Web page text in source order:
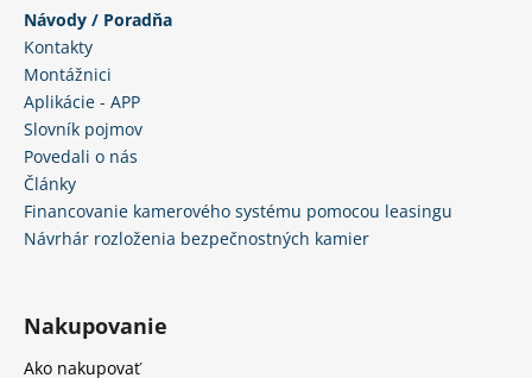
Návody / Poradňa
Kontakty
Montážnici
Aplikácie - APP
Slovník pojmov
Povedali o nás
Články
Financovanie kamerového systému pomocou leasingu
Návrhár rozloženia bezpečnostných kamier
Nakupovanie
Ako nakupovať